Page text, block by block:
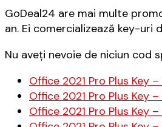
GoDeal24 are mai multe
an. Ei comercializează key-uri
Nu aveți nevoie de niciun cod
Office 2021 Pro Plus Key –
Office 2021 Pro Plus Key –
Office 2021 Pro Plus Key –